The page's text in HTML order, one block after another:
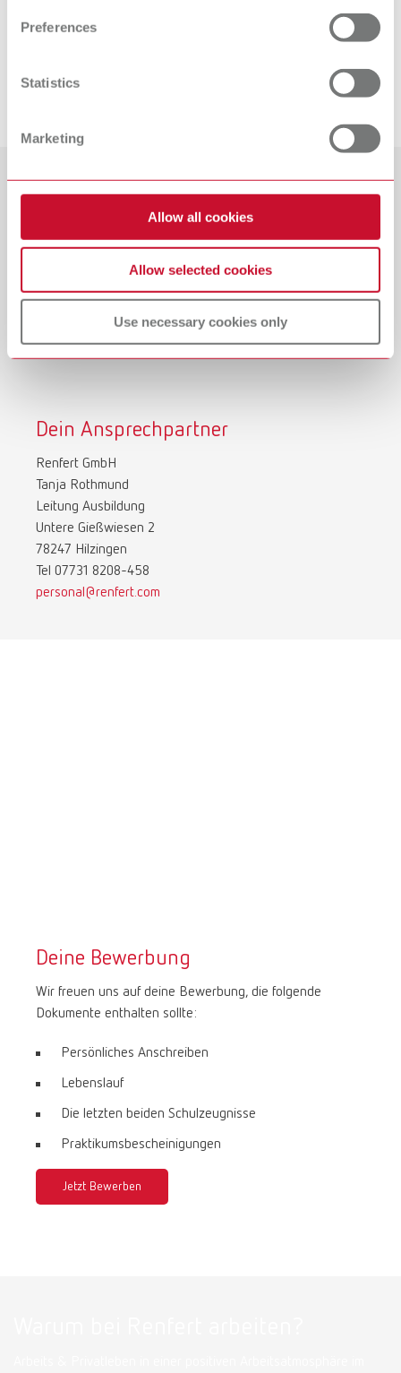
and set your preferences in the details section. You can
change or withdraw your consent any time from the
Preferences
Statistics
Marketing
Allow all cookies
Allow selected cookies
Use necessary cookies only
abwechslungsreichen und spannenden dualen Studium ins
Tu es – bewirb dich jetzt um
Schicke uns deine vollständige Bewerbung bevorzugt perE-Mail
Dein Ansprechpartner
Renfert GmbH
Tanja Rothmund
Leitung Ausbildung
Untere Gießwiesen 2
78247 Hilzingen
Tel 07731 8208-458
personal@renfert.com
Deine Bewerbung
Wir freuen uns auf deine Bewerbung, die folgende
Dokumente enthalten sollte:
Persönliches Anschreiben
Lebenslauf
Die letzten beiden Schulzeugnisse
Praktikumsbescheinigungen
Jetzt Bewerben